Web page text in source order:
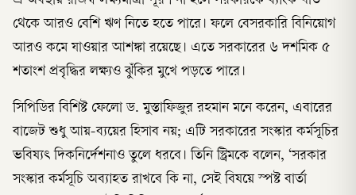
থেকে আরও বেশি ঋণ নিতে হতে পারে। ফলে বেসরকারি বিনিয়োগ
আরও কমে যাওয়ার আশঙ্কা রয়েছে। এতে সরকারের ৬ দশমিক ৫
শতাংশ প্রবৃদ্ধির লক্ষ্যও ঝুঁকির মুখে পড়তে পারে।
সিপিডির বিশিষ্ট ফেলো ড. মুস্তাফিজুর রহমান মনে করেন, এবারের
বাজেট শুধু আয়-ব্যয়ের হিসাব নয়; এটি সরকারের সংস্কার কর্মসূচির
ভবিষ্যৎ দিকনির্দেশনাও তুলে ধরবে। তিনি স্ট্রিমকে বলেন, ‘সরকার
সংস্কার কর্মসূচি অব্যাহত রাখবে কি না, সেই বিষয়ে স্পষ্ট বার্তা